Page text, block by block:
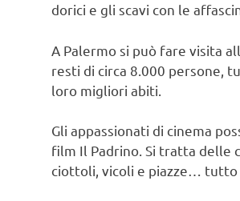
dorici e gli scavi con le
A Palermo si può fare visita
resti di circa 8.000 persone,
loro migliori abiti.
Gli appassionati di cinema
film Il Padrino. Si tratta delle
ciottoli, vicoli e piazze… tutto